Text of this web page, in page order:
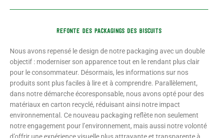
REFONTE DES PACKAGINGS DES BISCUITS
Nous avons repensé le design de notre packaging avec un double
objectif : moderniser son apparence tout en le rendant plus clair
pour le consommateur. Désormais, les informations sur nos
produits sont plus faciles à lire et à comprendre. Parallèlement,
dans notre démarche écoresponsable, nous avons opté pour des
matériaux en carton recyclé, réduisant ainsi notre impact
environnemental. Ce nouveau packaging reflète non seulement
notre engagement pour l’environnement, mais aussi notre volonté